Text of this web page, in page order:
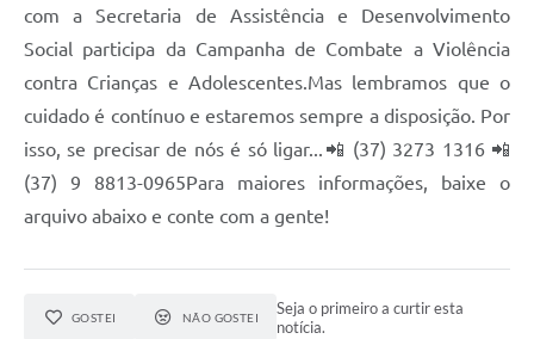
com a Secretaria de Assistência e Desenvolvimento
Social participa da Campanha de Combate a Violência
contra Crianças e Adolescentes.Mas lembramos que o
cuidado é contínuo e estaremos sempre a disposição. Por
isso, se precisar de nós é só ligar...📲 (37) 3273 1316 📲
(37) 9 8813-0965Para maiores informações, baixe o
arquivo abaixo e conte com a gente!
GOSTEI NÃO GOSTEI
Seja o primeiro a curtir esta
notícia.